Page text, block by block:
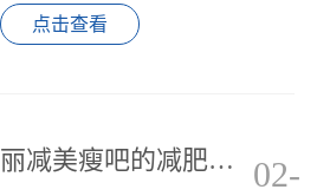
就是丽减美瘦吧所倡导的科学
减肥理念。
点击查看
丽减美瘦吧的减肥产品有哪些？
02-